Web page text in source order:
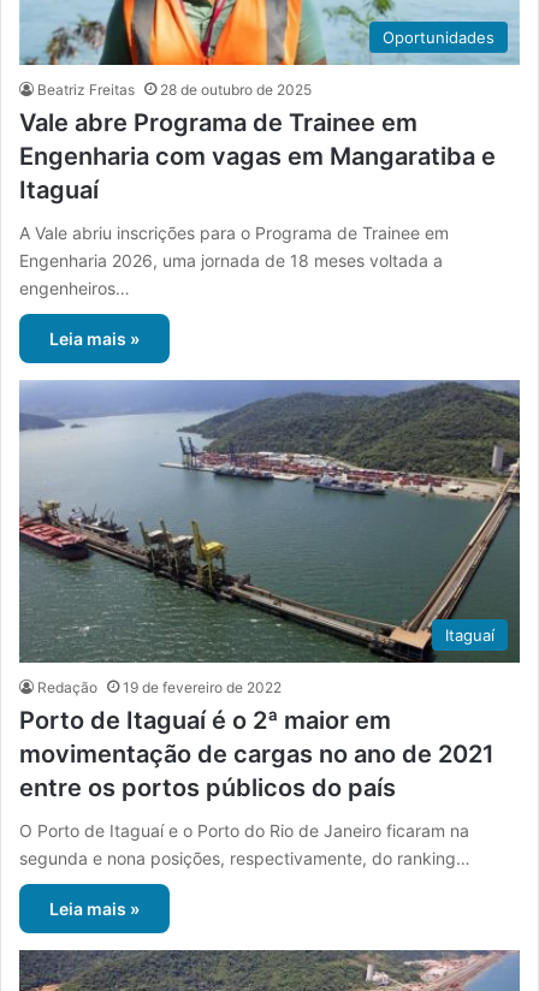
Oportunidades
Beatriz Freitas 28 de outubro de 2025
Vale abre Programa de Trainee em
Engenharia com vagas em Mangaratiba e
Itaguaí
A Vale abriu inscrições para o Programa de Trainee em
Engenharia 2026, uma jornada de 18 meses voltada a
engenheiros…
Leia mais »
Itaguaí
Redação 19 de fevereiro de 2022
Porto de Itaguaí é o 2ª maior em
movimentação de cargas no ano de 2021
entre os portos públicos do país
O Porto de Itaguaí e o Porto do Rio de Janeiro ficaram na
segunda e nona posições, respectivamente, do ranking…
Leia mais »